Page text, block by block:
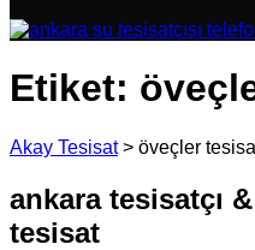
Etiket:
Akay Tesisat> öveçler
ankara tesisatçı
tesisat